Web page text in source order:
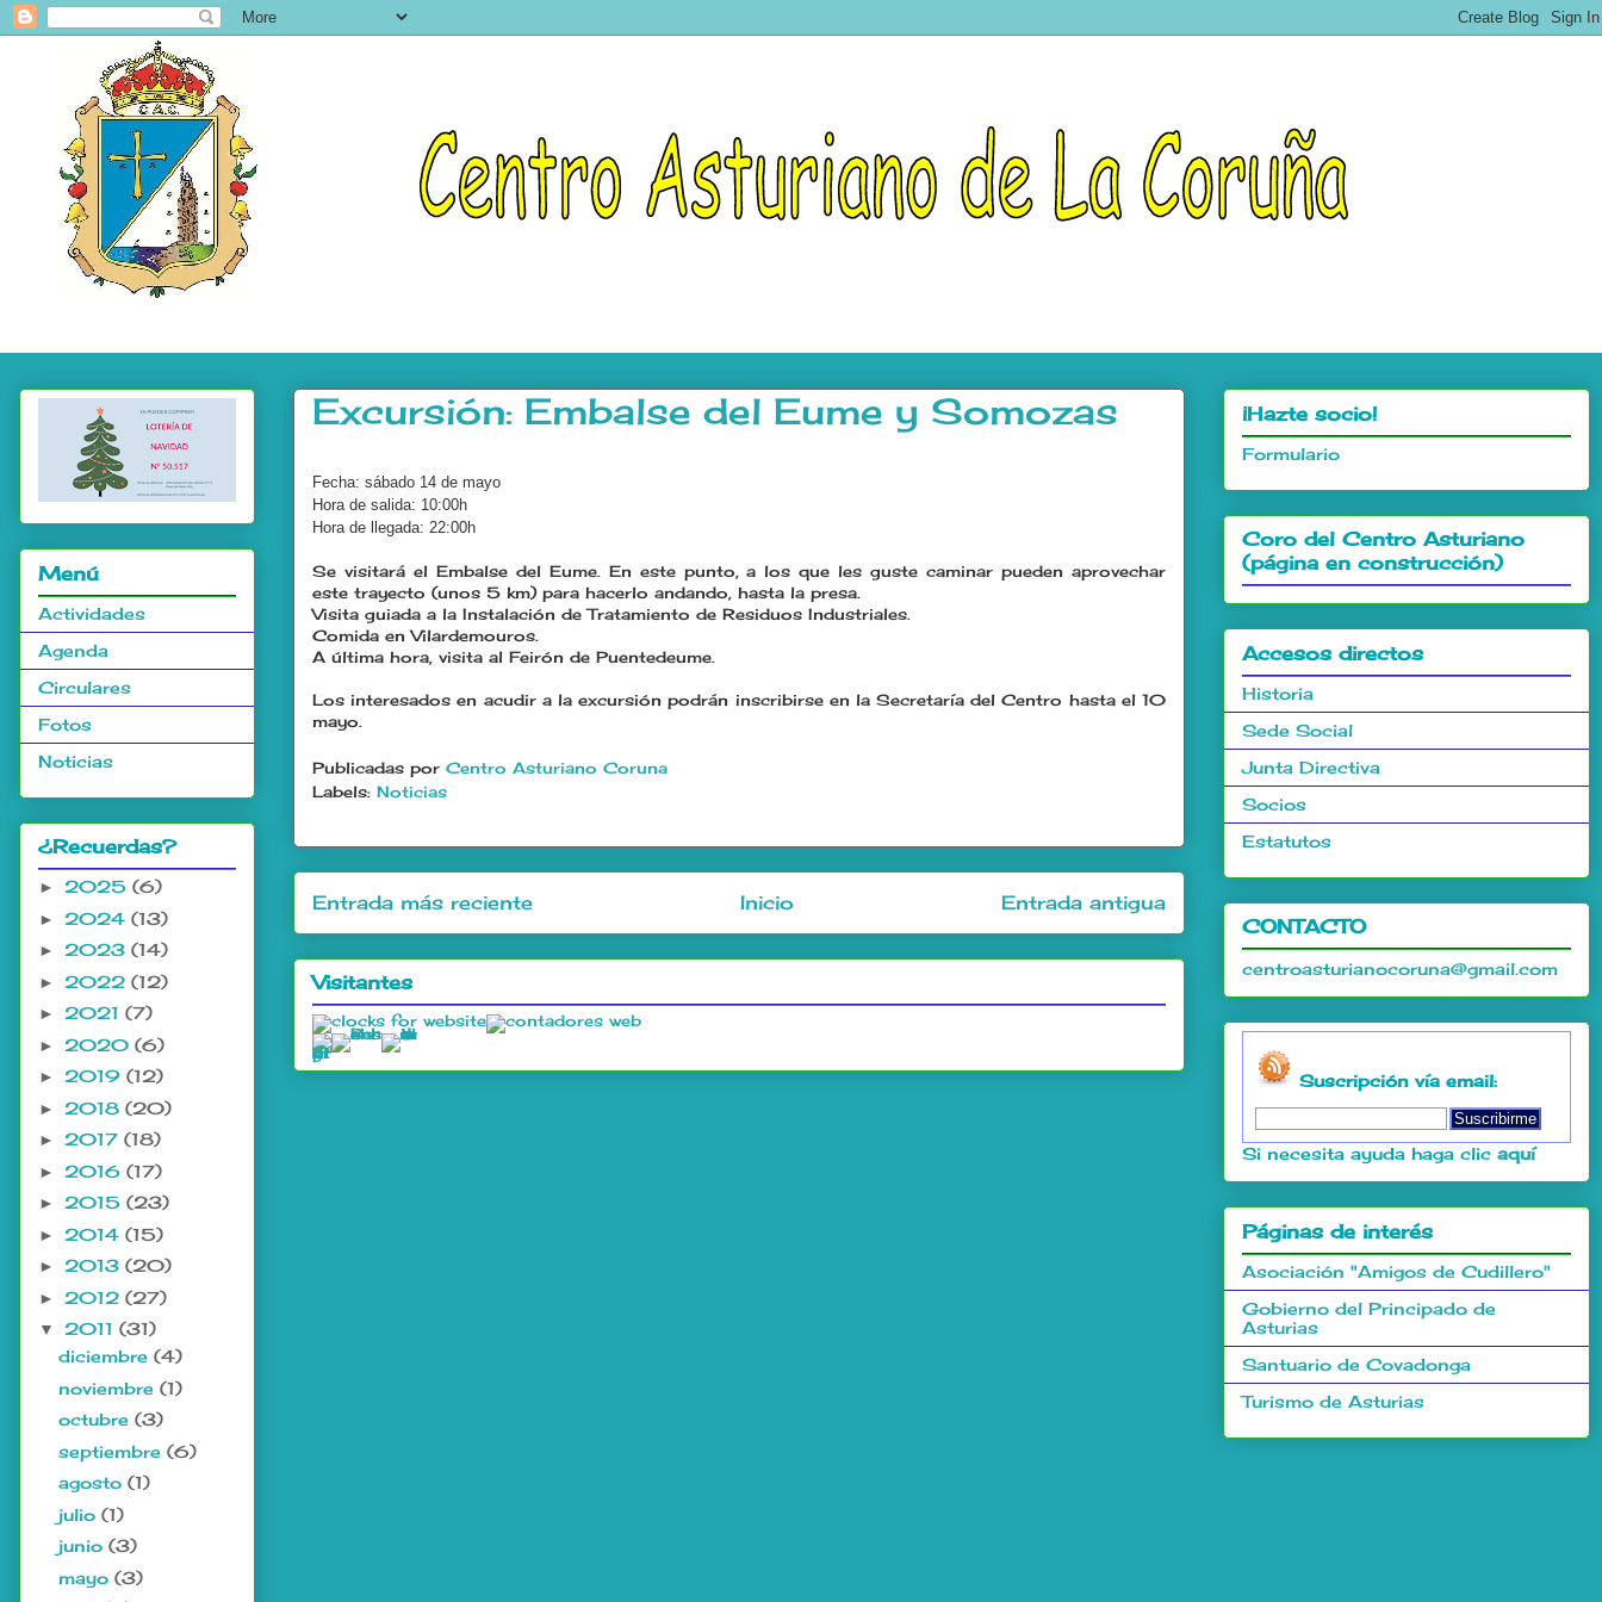
Excursión: Embalse del Eume y Somozas
Fecha: sábado 14 de mayo
Hora de salida: 10:00h
Hora de llegada: 22:00h
Se visitará el Embalse del Eume. En este punto, a los que les guste caminar pueden aprovechar
este trayecto (unos 5 km) para hacerlo andando, hasta la presa.
Visita guiada a la Instalación de Tratamiento de Residuos Industriales.
Comida en Vilardemouros.
A última hora, visita al Feirón de Puentedeume.
Los interesados en acudir a la excursión podrán inscribirse en la Secretaría del Centro hasta el 10
mayo.
Publicadas por Centro Asturiano Coruna
Labels: Noticias
Entrada más reciente Entrada antigua
Inicio
Visitantes
Menú
Actividades
Agenda
Circulares
Fotos
Noticias
¿Recuerdas?
► 2025 (6)
► 2024 (13)
► 2023 (14)
► 2022 (12)
► 2021 (7)
► 2020 (6)
► 2019 (12)
► 2018 (20)
► 2017 (18)
► 2016 (17)
► 2015 (23)
► 2014 (15)
► 2013 (20)
► 2012 (27)
▼ 2011 (31)
diciembre (4)
noviembre (1)
octubre (3)
septiembre (6)
agosto (1)
julio (1)
junio (3)
mayo (3)
¡Hazte socio!
Formulario
Coro del Centro Asturiano
(página en construcción)
Accesos directos
Historia
Sede Social
Junta Directiva
Socios
Estatutos
CONTACTO
centroasturianocoruna@gmail.com
Suscripción vía email:
Si necesita ayuda haga clic aquí
Páginas de interés
Asociación "Amigos de Cudillero"
Gobierno del Principado de
Asturias
Santuario de Covadonga
Turismo de Asturias